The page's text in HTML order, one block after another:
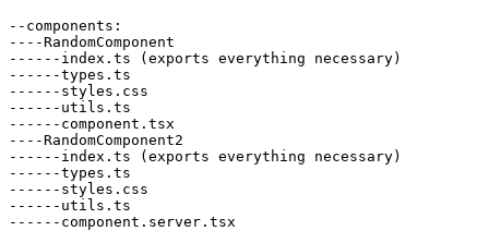
--components:
----RandomComponent
------index.ts (exports everything necessary)
------types.ts
------styles.css
------utils.ts
------component.tsx
----RandomComponent2
------index.ts (exports everything necessary)
------types.ts
------styles.css
------utils.ts
------component.server.tsx